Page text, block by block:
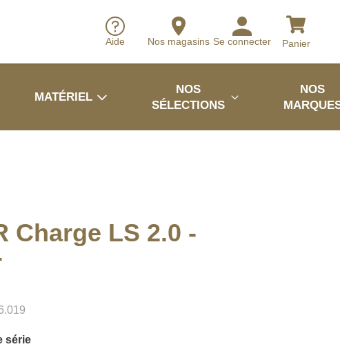
Aide Nos magasins Se connecter Panier
MATÉRIEL
NOS
SÉLECTIONS
NOS
Charge LS 2.0 -
série